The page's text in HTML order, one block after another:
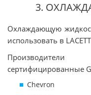
3.
Охлаждающую
использовать в
Производители
сертифицированные
Chevron